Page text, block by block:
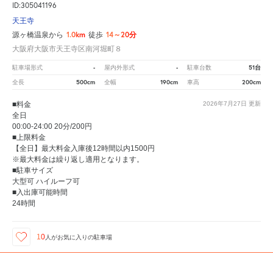
ID:305041196
天王寺
源ヶ橋温泉から 1.0km 徒歩 14～20分
大阪府大阪市天王寺区南河堀町８
駐車場形式 - 屋内外形式 - 駐車台数 51台
全長 500cm 全幅 190cm 車高 200cm
2026年7月27日 更新
■料金
全日
00:00-24:00 20分/200円
■上限料金
【全日】最大料金入庫後12時間以内1500円
※最大料金は繰り返し適用となります。
■駐車サイズ
大型可 ハイルーフ可
■入出庫可能時間
24時間
10 人がお気に入りの駐車場